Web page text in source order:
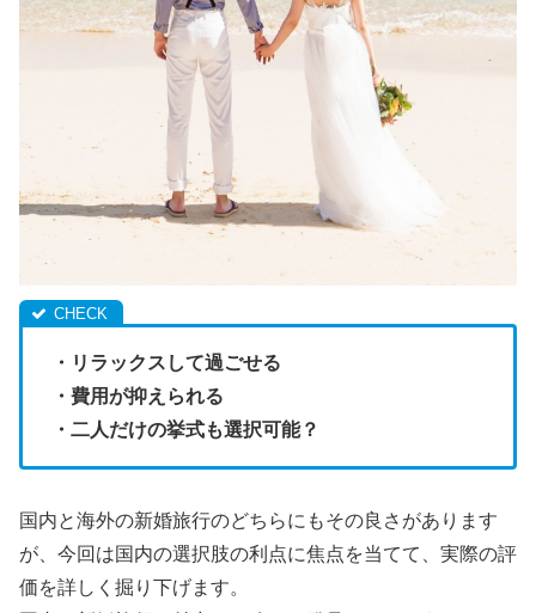
・リラックスして過ごせる
・費用が抑えられる
・二人だけの挙式も選択可能？
国内と海外の新婚旅行のどちらにもその良さがあります
が、今回は国内の選択肢の利点に焦点を当てて、実際の評
価を詳しく掘り下げます。